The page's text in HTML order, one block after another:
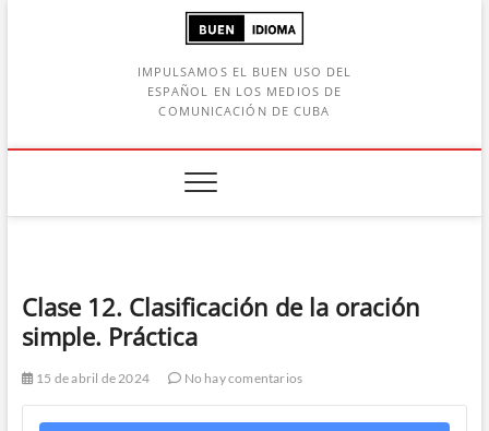
IMPULSAMOS EL BUEN USO DEL
ESPAÑOL EN LOS MEDIOS DE
COMUNICACIÓN DE CUBA
Clase 12. Clasificación de la oración
simple. Práctica
15 de abril de 2024 No hay comentarios